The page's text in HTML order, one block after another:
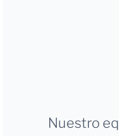
Nuestro